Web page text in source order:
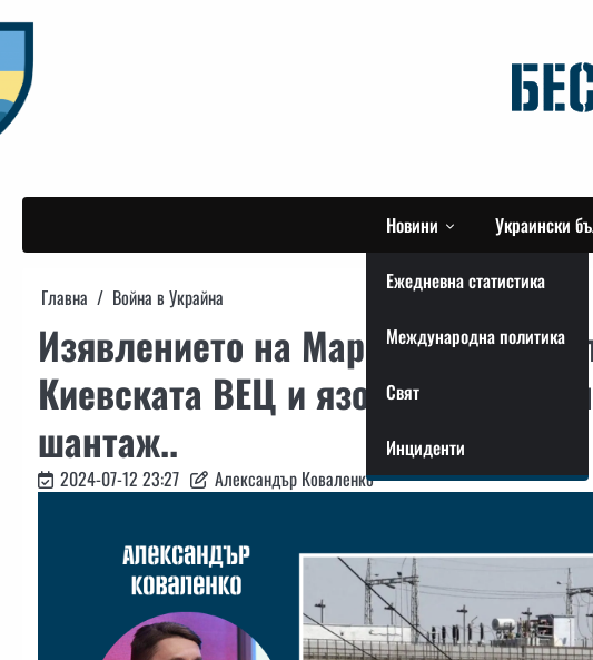
to
content
Новини
Ежедневна статистика
Международна политика
Свят
Инциденти
Украински
Главна Война в Украйна
Изявлението на Мария Захарова
Киевската ВЕЦ и язовир „Канив“
шантаж..
2024-07-12 23:27 Александър Коваленко